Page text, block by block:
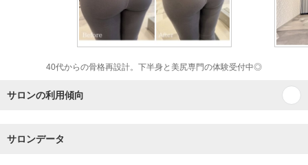
40代からの骨格再設計。下半身と美尻専門の体験受付中◎
サロンの利用傾向
サロンデータ